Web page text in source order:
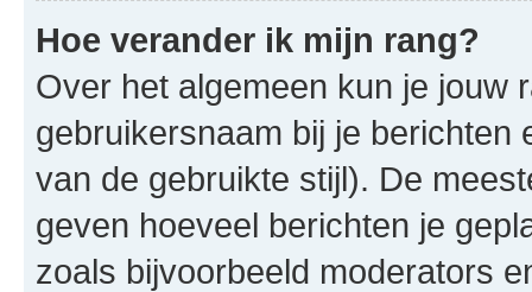
Hoe verander ik mijn rang?
Over het algemeen kun je jouw
gebruikersnaam bij je berichten
van de gebruikte stijl). De
geven hoeveel berichten je
zoals bijvoorbeeld moderators